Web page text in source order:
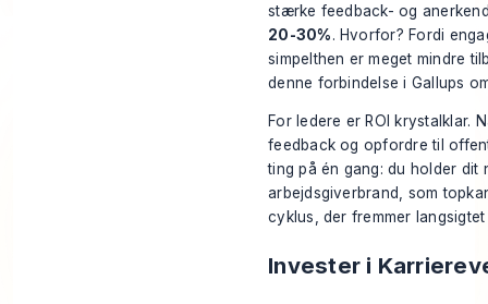
stærke feedback- og
20-30%. Hvorfor? Fordi
simpelthen er meget mindre
denne forbindelse i Gallups
For ledere er ROI krystalklar.
feedback og opfordre til
ting på én gang: du holder
arbejdsgiverbrand, som
cyklus, der fremmer
Invester i